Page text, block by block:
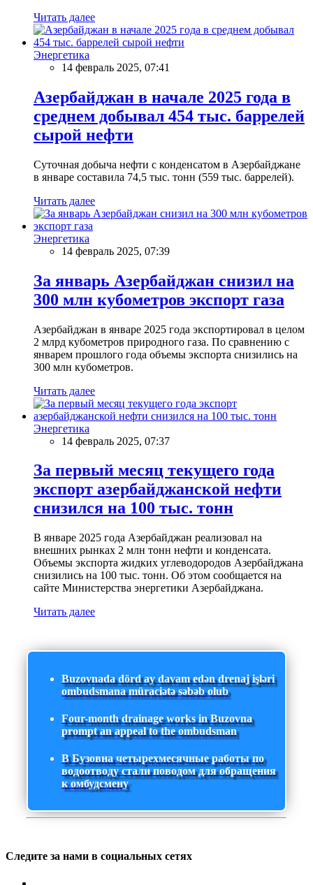
Читать далее
Энергетика
14 февраль 2025, 07:41
Азербайджан в начале 2025 года в
среднем добывал 454 тыс. баррелей
сырой нефти
Суточная добыча нефти с конденсатом в Азербайджане
в январе составила 74,5 тыс. тонн (559 тыс. баррелей).
Читать далее
Энергетика
14 февраль 2025, 07:39
За январь Азербайджан снизил на
300 млн кубометров экспорт газа
Азербайджан в январе 2025 года экспортировал в целом
2 млрд кубометров природного газа. По сравнению с
январем прошлого года объемы экспорта снизились на
300 млн кубометров.
Читать далее
Энергетика
14 февраль 2025, 07:37
За первый месяц текущего года
экспорт азербайджанской нефти
снизился на 100 тыс. тонн
В январе 2025 года Азербайджан реализовал на
внешних рынках 2 млн тонн нефти и конденсата.
Объемы экспорта жидких углеводородов Азербайджана
снизились на 100 тыс. тонн. Об этом сообщается на
сайте Министерства энергетики Азербайджана.
Читать далее
Buzovnada dörd ay davam edən drenaj işləri
ombudsmana müraciətə səbəb olub
Four-month drainage works in Buzovna
prompt an appeal to the ombudsman
В Бузовна четырехмесячные работы по
водоотводу стали поводом для обращения
к омбудсмену
Следите за нами в социальных сетях